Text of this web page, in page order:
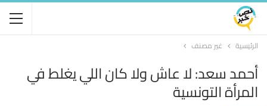
الرئيسية غير مصنف
أحمد سعد: لا عاش ولا كان اللي يغلط في
المرأة التونسية